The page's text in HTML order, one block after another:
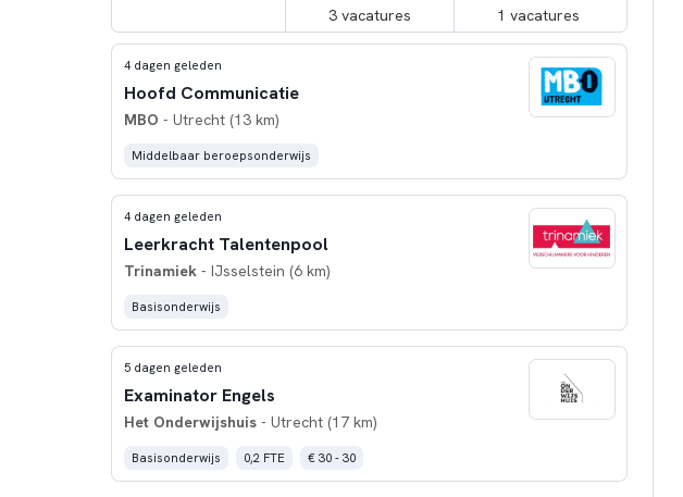
3 vacatures
1 vacatures
4 dagen geleden
Hoofd Communicatie
MBO - Utrecht (13 km)
Middelbaar beroepsonderwijs
4 dagen geleden
Leerkracht Talentenpool
Trinamiek- IJsselstein (6 km)
Basisonderwijs
5 dagen geleden
Examinator Engels
Het Onderwijshuis- Utrecht (17 km)
Basisonderwijs 0,2 FTE € 30 - 30